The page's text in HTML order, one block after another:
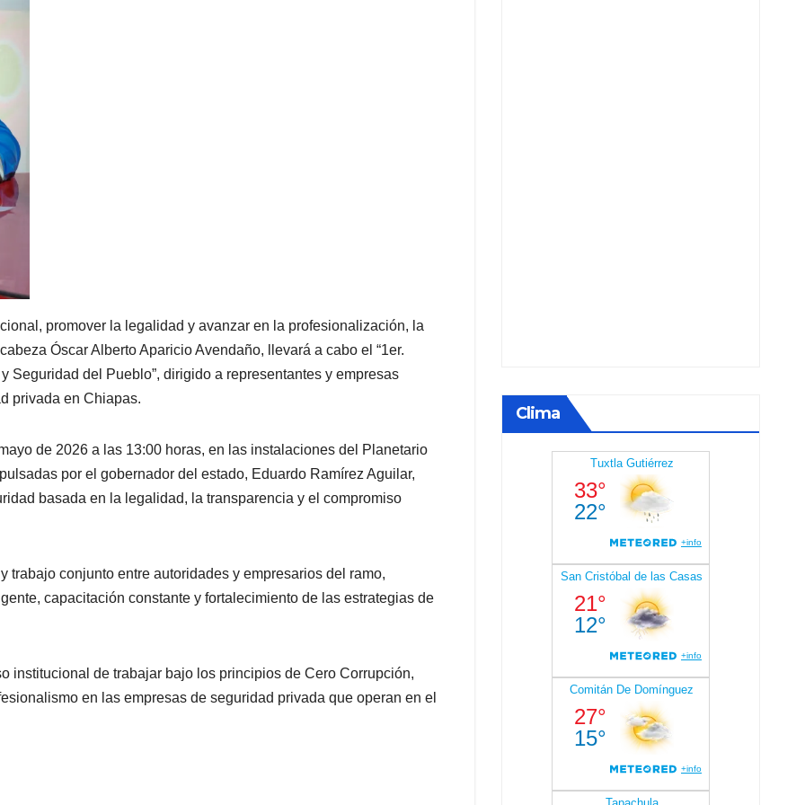
promover la legalidad y avanzar en la profesionalización, la
Óscar Alberto Aparicio Avendaño, llevará a cabo el “1er.
Seguridad del Pueblo”, dirigido a representantes y empresas
privada en Chiapas.
de 2026 a las 13:00 horas, en las instalaciones del Planetario
por el gobernador del estado, Eduardo Ramírez Aguilar,
basada en la legalidad, la transparencia y el compromiso
conjunto entre autoridades y empresarios del ramo,
capacitación constante y fortalecimiento de las estrategias de
institucional de trabajar bajo los principios de Cero Corrupción,
en las empresas de seguridad privada que operan en el
Clima